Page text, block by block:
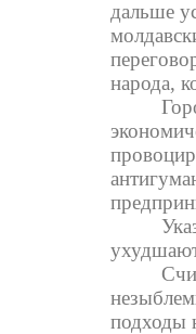
дальше
народа,
подходы